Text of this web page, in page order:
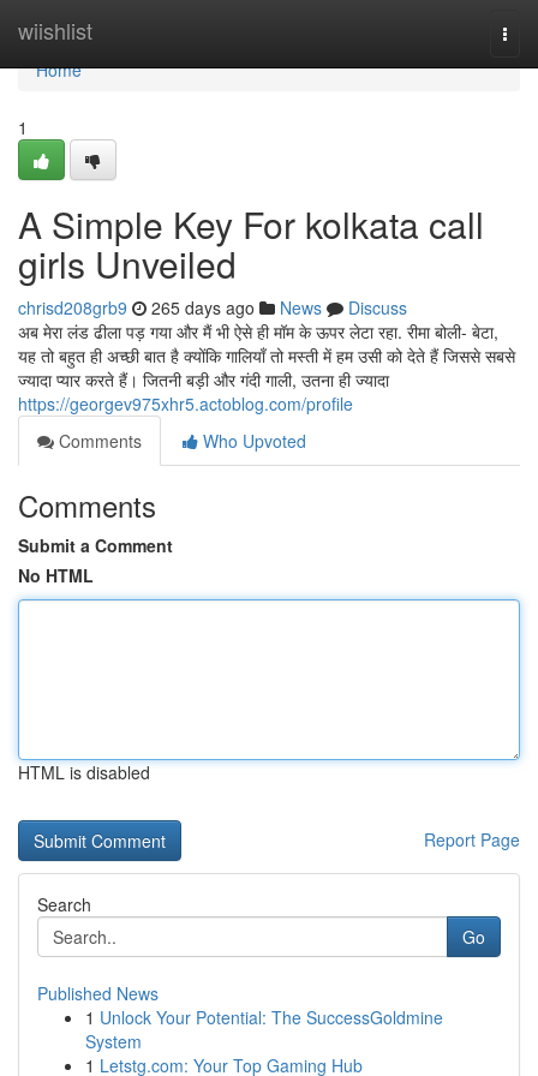
wiishlist
Home
Home
1
A Simple Key For kolkata call
girls Unveiled
chrisd208grb9 265 days ago News
Discuss
अब मेरा लंड ढीला पड़ गया और मैं भी ऐसे ही मॉम के ऊपर लेटा रहा. रीमा बोली- बेटा,
यह तो बहुत ही अच्छी बात है क्योंकि गालियाँ तो मस्ती में हम उसी को देते हैं जिससे सबसे
ज्यादा प्यार करते हैं। जितनी बड़ी और गंदी गाली, उतना ही ज्यादा
https://georgev975xhr5.actoblog.com/profile
Comments
Who Upvoted
Comments
Submit a Comment
No HTML
HTML is disabled
Report Page
Search
Go
Published News
1 Unlock Your Potential: The SuccessGoldmine
System
1 Letstg.com: Your Top Gaming Hub